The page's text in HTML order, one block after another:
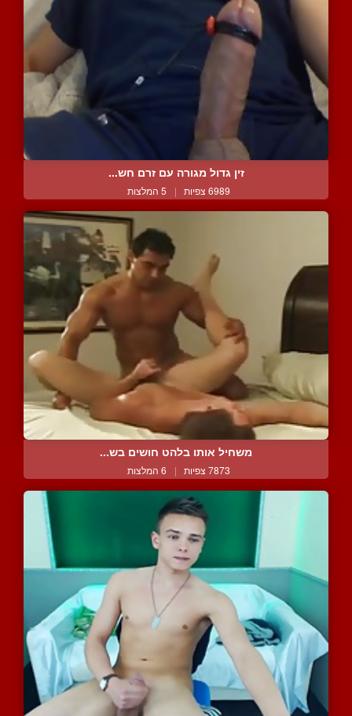
זין גדול מגורה עם זרם חש...
6989 צפיות | 5 המלצות
משחיל אותו בלהט חושים בש...
7873 צפיות | 6 המלצות